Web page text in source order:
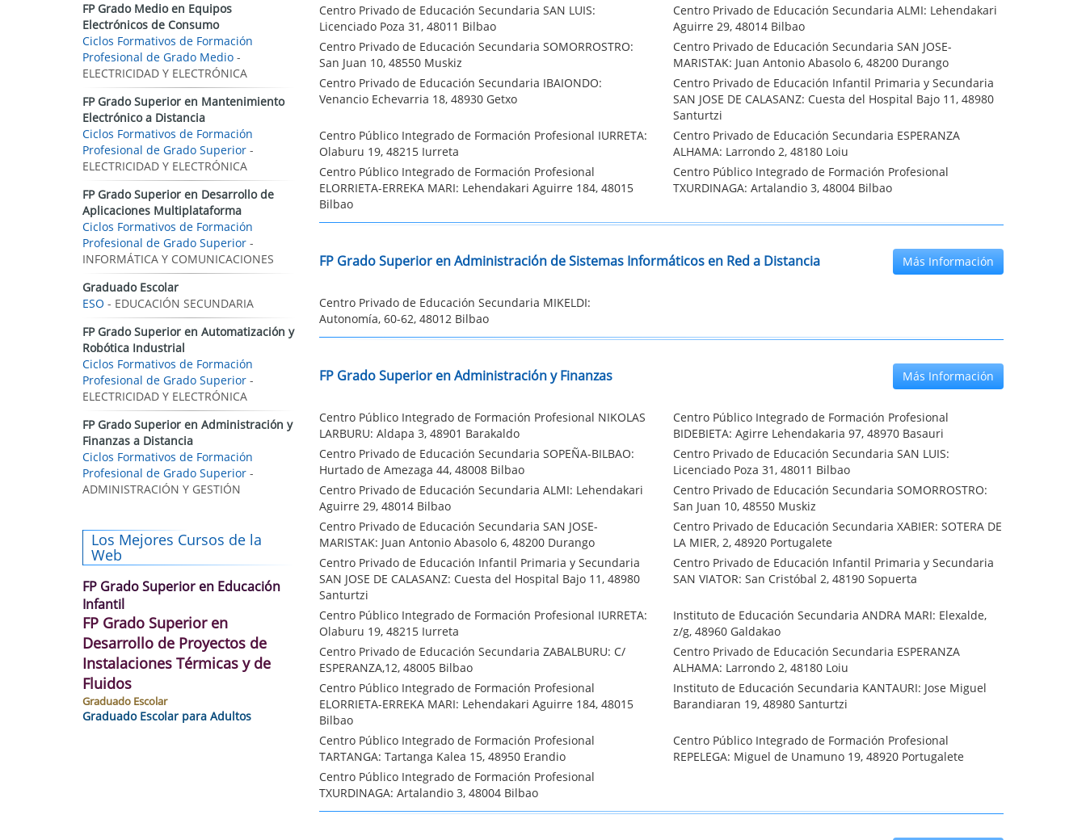
Centro Privado de Educación Secundaria SAN LUIS:
Licenciado Poza 31, 48011 Bilbao
Centro Privado de Educación Secundaria ALMI: Lehendakari
Aguirre 29, 48014 Bilbao
Centro Privado de Educación Secundaria SOMORROSTRO:
San Juan 10, 48550 Muskiz
Centro Privado de Educación Secundaria SAN JOSE-
MARISTAK: Juan Antonio Abasolo 6, 48200 Durango
Centro Privado de Educación Secundaria IBAIONDO:
Venancio Echevarria 18, 48930 Getxo
Centro Privado de Educación Infantil Primaria y Secundaria
SAN JOSE DE CALASANZ: Cuesta del Hospital Bajo 11, 48980
Santurtzi
Centro Público Integrado de Formación Profesional IURRETA:
Olaburu 19, 48215 Iurreta
Centro Privado de Educación Secundaria ESPERANZA
ALHAMA: Larrondo 2, 48180 Loiu
Centro Público Integrado de Formación Profesional
ELORRIETA-ERREKA MARI: Lehendakari Aguirre 184, 48015
Bilbao
Centro Público Integrado de Formación Profesional
TXURDINAGA: Artalandio 3, 48004 Bilbao
FP Grado Superior en Administración de Sistemas Informáticos en Red a Distancia Más Información
Centro Privado de Educación Secundaria MIKELDI:
Autonomía, 60-62, 48012 Bilbao
FP Grado Superior en Administración y Finanzas Más Información
Centro Público Integrado de Formación Profesional NIKOLAS
LARBURU: Aldapa 3, 48901 Barakaldo
Centro Público Integrado de Formación Profesional
BIDEBIETA: Agirre Lehendakaria 97, 48970 Basauri
Centro Privado de Educación Secundaria SOPEÑA-BILBAO:
Hurtado de Amezaga 44, 48008 Bilbao
Centro Privado de Educación Secundaria SAN LUIS:
Licenciado Poza 31, 48011 Bilbao
Centro Privado de Educación Secundaria ALMI: Lehendakari
Aguirre 29, 48014 Bilbao
Centro Privado de Educación Secundaria SOMORROSTRO:
San Juan 10, 48550 Muskiz
Centro Privado de Educación Secundaria SAN JOSE-
MARISTAK: Juan Antonio Abasolo 6, 48200 Durango
Centro Privado de Educación Secundaria XABIER: SOTERA DE
LA MIER, 2, 48920 Portugalete
Centro Privado de Educación Infantil Primaria y Secundaria
SAN JOSE DE CALASANZ: Cuesta del Hospital Bajo 11, 48980
Santurtzi
Centro Privado de Educación Infantil Primaria y Secundaria
SAN VIATOR: San Cristóbal 2, 48190 Sopuerta
Centro Público Integrado de Formación Profesional IURRETA:
Olaburu 19, 48215 Iurreta
Instituto de Educación Secundaria ANDRA MARI: Elexalde,
z/g, 48960 Galdakao
Centro Privado de Educación Secundaria ZABALBURU: C/
ESPERANZA,12, 48005 Bilbao
Centro Privado de Educación Secundaria ESPERANZA
ALHAMA: Larrondo 2, 48180 Loiu
Centro Público Integrado de Formación Profesional
ELORRIETA-ERREKA MARI: Lehendakari Aguirre 184, 48015
Bilbao
Instituto de Educación Secundaria KANTAURI: Jose Miguel
Barandiaran 19, 48980 Santurtzi
Centro Público Integrado de Formación Profesional
TARTANGA: Tartanga Kalea 15, 48950 Erandio
Centro Público Integrado de Formación Profesional
REPELEGA: Miguel de Unamuno 19, 48920 Portugalete
Centro Público Integrado de Formación Profesional
TXURDINAGA: Artalandio 3, 48004 Bilbao
FP Grado Medio en Equipos
Electrónicos de Consumo
Ciclos Formativos de Formación
Profesional de Grado Medio -
ELECTRICIDAD Y ELECTRÓNICA
FP Grado Superior en Mantenimiento
Electrónico a Distancia
Ciclos Formativos de Formación
Profesional de Grado Superior -
ELECTRICIDAD Y ELECTRÓNICA
FP Grado Superior en Desarrollo de
Aplicaciones Multiplataforma
Ciclos Formativos de Formación
Profesional de Grado Superior -
INFORMÁTICA Y COMUNICACIONES
Graduado Escolar
ESO - EDUCACIÓN SECUNDARIA
FP Grado Superior en Automatización y
Robótica Industrial
Ciclos Formativos de Formación
Profesional de Grado Superior -
ELECTRICIDAD Y ELECTRÓNICA
FP Grado Superior en Administración y
Finanzas a Distancia
Ciclos Formativos de Formación
Profesional de Grado Superior -
ADMINISTRACIÓN Y GESTIÓN
Los Mejores Cursos de la
Web
FP Grado Superior en Educación
Infantil
FP Grado Superior en
Desarrollo de Proyectos de
Instalaciones Térmicas y de
Fluidos
Graduado Escolar
Graduado Escolar para Adultos